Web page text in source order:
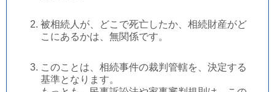
被相続人が、どこで死亡したか、相続財産がど
こにあるかは、無関係です。
このことは、相続事件の裁判管轄を、決定する
基準となります。